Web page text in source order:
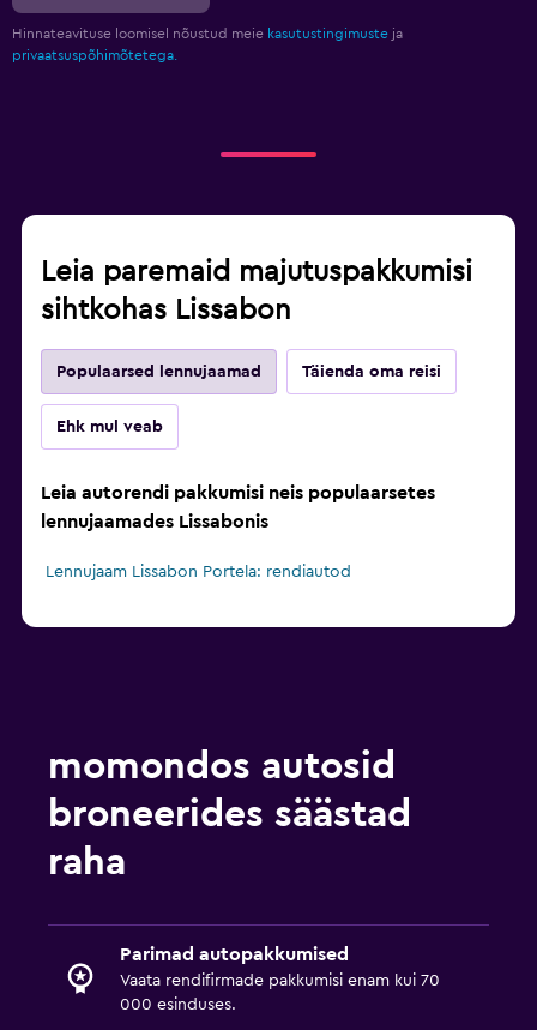
Hinnateavituse loomisel nõustud meie kasutustingimuste ja
privaatsuspõhimõtetega.
Leia paremaid majutuspakkumisi
sihtkohas Lissabon
Populaarsed lennujaamad Täienda oma reisi
Ehk mul veab
Leia autorendi pakkumisi neis populaarsetes
lennujaamades Lissabonis
Lennujaam Lissabon Portela: rendiautod
momondos autosid
broneerides säästad
raha
Parimad autopakkumised
Vaata rendifirmade pakkumisi enam kui 70
000 esinduses.